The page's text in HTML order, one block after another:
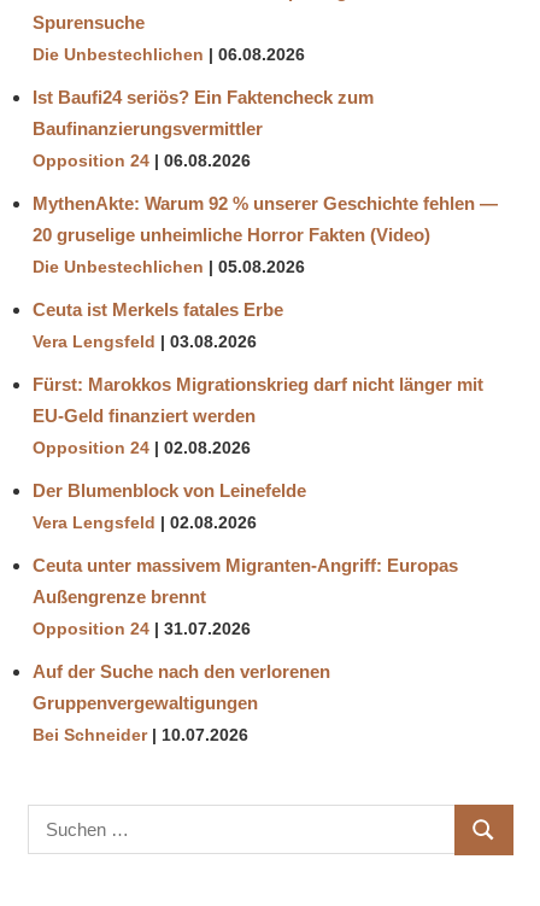
Spurensuche
Die Unbestechlichen 06.08.2026
Ist Baufi24 seriös? Ein Faktencheck zum
Baufinanzierungsvermittler
Opposition 24 06.08.2026
MythenAkte: Warum 92 % unserer Geschichte fehlen —
20 gruselige unheimliche Horror Fakten (Video)
Die Unbestechlichen 05.08.2026
Ceuta ist Merkels fatales Erbe
Vera Lengsfeld 03.08.2026
Fürst: Marokkos Migrationskrieg darf nicht länger mit
EU-Geld finanziert werden
Opposition 24 02.08.2026
Der Blumenblock von Leinefelde
Vera Lengsfeld 02.08.2026
Ceuta unter massivem Migranten-Angriff: Europas
Außengrenze brennt
Opposition 24 31.07.2026
Auf der Suche nach den verlorenen
Gruppenvergewaltigungen
Bei Schneider 10.07.2026
Suchen
nach:
SUCHEN